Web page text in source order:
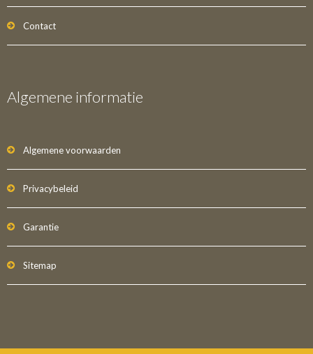
Contact
Algemene informatie
Algemene voorwaarden
Privacybeleid
Garantie
Sitemap